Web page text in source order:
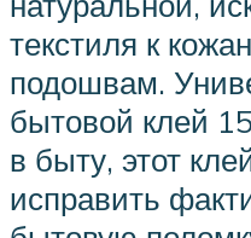
текстиля к
подошвам.
бытовой клей
в быту, этот
исправить